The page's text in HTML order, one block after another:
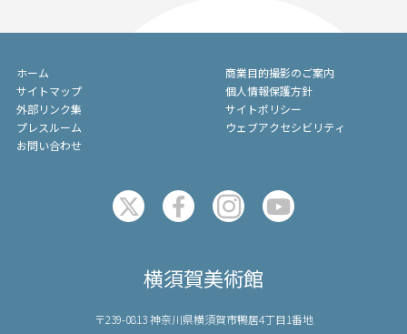
ホーム
サイトマップ
外部リンク集
プレスルーム
お問い合わせ
商業目的撮影のご案内
個人情報保護方針
サイトポリシー
ウェブアクセシビリティ
横須賀美術館
〒239-0813 神奈川県横須賀市鴨居4丁目1番地